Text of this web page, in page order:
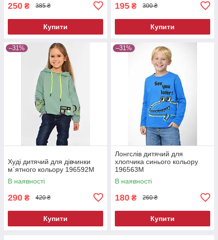
250 ₴ 385 ₴
Купити
195 ₴ 300 ₴
Купити
–31%
Худі дитячий для дівчинки
м`ятного кольору 196592M
В наявності
290 ₴ 420 ₴
Купити
–31%
Лонгслів дитячий для
хлопчика синього кольору
196563M
В наявності
180 ₴ 260 ₴
Купити